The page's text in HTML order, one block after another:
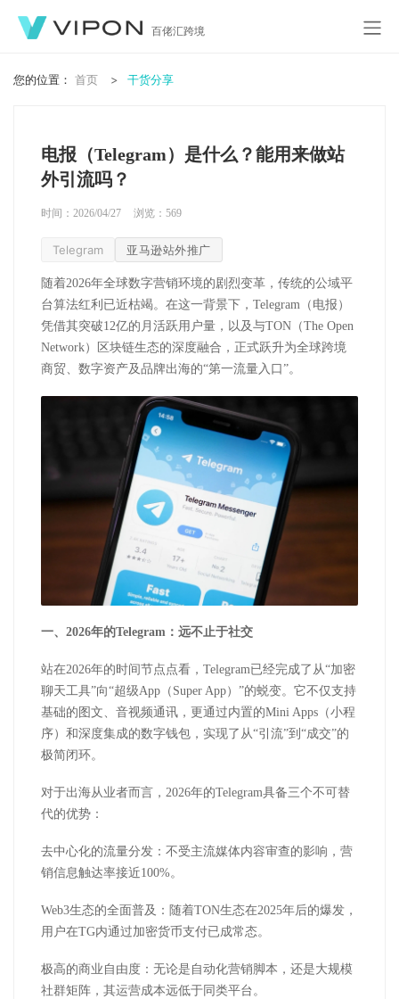
百佬汇跨境
您的位置： 首页 干货分享
电报（Telegram）是什么？能用来做站
外引流吗？
时间：2026/04/27 浏览： 569
Telegram 亚马逊站外推广
随着2026年全球数字营销环境的剧烈变革，传统的公域平
台算法红利已近枯竭。在这一背景下， Telegram （电报）
凭借其突破12亿的月活跃用户量，以及与TON （The Open
Network）区块链生态的深度融合，正式跃升为全球跨境
商贸、数字资产及品牌出海的“第一流量入口”。
一、 2026年的Telegram ：远不止于社交
站在2026年的时间节点点看， Telegram已经完成了从“加密
聊天工具”向“超级App （ Super App）”的蜕变。它不仅支持
基础的图文、音视频通讯，更通过内置的Mini Apps （小程
序）和深度集成的数字钱包，实现了从“引流”到“成交”的
极简闭环。
对于出海从业者而言， 2026年的Telegram具备三个不可替
代的优势：
去中心化的流量分发：不受主流媒体内容审查的影响，营
销信息触达率接近100%。
Web3生态的全面普及：随着TON生态在2025年后的爆发，
用户在TG内通过加密货币支付已成常态。
极高的商业自由度：无论是自动化营销脚本，还是大规模
社群矩阵，其运营成本远低于同类平台。